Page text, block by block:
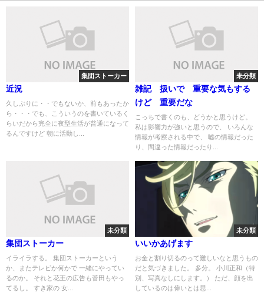
集団ストーカー
近況
久しぶりに・・でもないか、前もあったか
ら・・・でも、こういうのを書いているく
らいだから完全に夜型生活が普通になって
るんですけど 朝に活動し...
未分類
雑記 扱いで 重要な気もする
けど 重要だな
こっちで書くのも、どうかと思うけど。
私は影響力が強いと思うので、 いろんな
情報が考察される中で、 嘘の情報だった
り、間違った情報だったり...
未分類
集団ストーカー
イライラする。 集団ストーカーという
か、またテレビか何かで 一緒にやってい
るのか。 それと花王の広告も菅田もやっ
てるし。 すき家の 女...
未分類
いいかあげます
お金と割り切るのって難しいなと思うもの
だと気づきました。 多分。 小川正和（特
別、写真なしにします。） ただ、顔を出
しているのは偉いとは思...